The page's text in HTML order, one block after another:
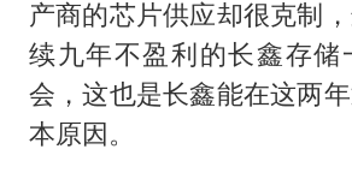
产商的芯片供应却很克制
续九年不盈利的长鑫存储
会，这也是长鑫能在这两
本原因。